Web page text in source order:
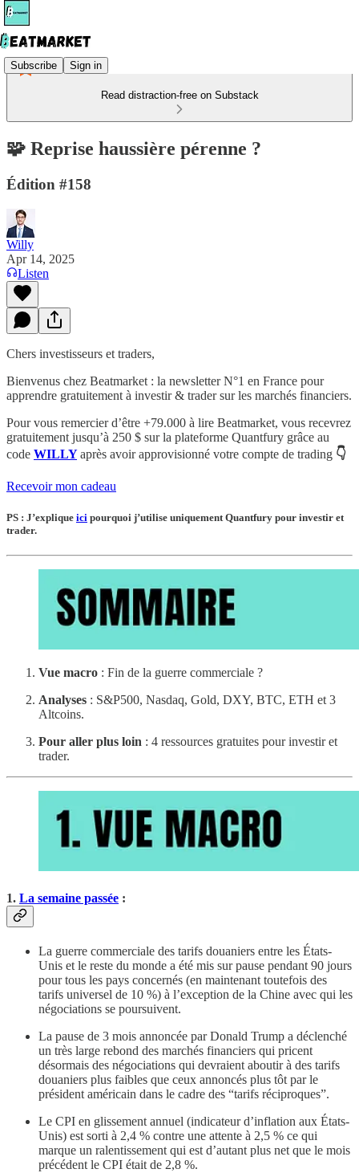
Subscribe Sign in
Read distraction-free on Substack
🧩 Reprise haussière pérenne ?
Édition #158
Willy
Apr 14, 2025
Listen
Chers investisseurs et traders,
Bienvenus chez Beatmarket : la newsletter N°1 en France pour
apprendre gratuitement à investir & trader sur les marchés financiers.
Pour vous remercier d’être +79.000 à lire Beatmarket, vous recevrez
gratuitement jusqu’à 250 $ sur la plateforme Quantfury grâce au
code WILLY après avoir approvisionné votre compte de trading 👇
Recevoir mon cadeau
PS : J’explique ici pourquoi j’utilise uniquement Quantfury pour investir et
trader.
Vue macro : Fin de la guerre commerciale ?
Analyses : S&P500, Nasdaq, Gold, DXY, BTC, ETH et 3
Altcoins.
Pour aller plus loin : 4 ressources gratuites pour investir et
trader.
1. La semaine passée :
La guerre commerciale des tarifs douaniers entre les États-
Unis et le reste du monde a été mis sur pause pendant 90 jours
pour tous les pays concernés (en maintenant toutefois des
tarifs universel de 10 %) à l’exception de la Chine avec qui les
négociations se poursuivent.
La pause de 3 mois annoncée par Donald Trump a déclenché
un très large rebond des marchés financiers qui pricent
désormais des négociations qui devraient aboutir à des tarifs
douaniers plus faibles que ceux annoncés plus tôt par le
président américain dans le cadre des “tarifs réciproques”.
Le CPI en glissement annuel (indicateur d’inflation aux États-
Unis) est sorti à 2,4 % contre une attente à 2,5 % ce qui
marque un ralentissement qui est d’autant plus net que le mois
précédent le CPI était de 2,8 %.